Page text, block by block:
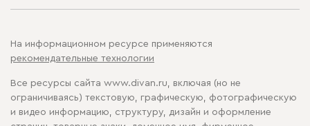
На информационном ресурсе применяются
рекомендательные технологии
Все ресурсы сайта www.divan.ru, включая (но не
ограничиваясь) текстовую, графическую, фотографическую
и видео информацию, структуру, дизайн и оформление